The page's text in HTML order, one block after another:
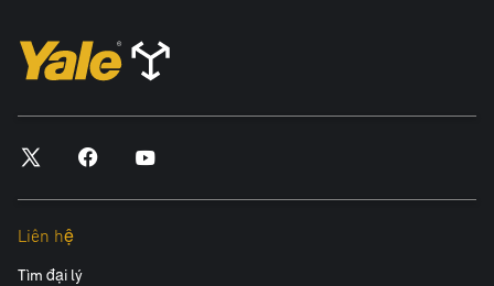
Liên hệ
Tìm đại lý